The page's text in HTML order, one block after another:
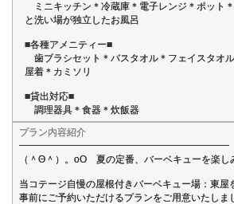
ミニキッチン＊冷蔵庫＊電子レンジ＊ポット
と洗い場が独立したお風呂
■各種アメニティー■
歯ブラシセット＊バスタオル＊フェイスタオ
屋着＊カミソリ
■貸出対応■
調理器具＊食器＊炊飯器
プラン内容紹介
━━━━━━━━━━━━━━━━━━━━━━
（＾Θ＾）。oO 夏の定番、バーベキューを楽し
当コテージ自慢の屋根付きバーベキュー場：東屋
事前にご予約いただけるプランをご用意いたしま